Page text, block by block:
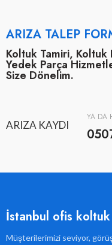
ARIZA TALEP
Koltuk Tamiri,
Yedek Parça
Size Dönelim.
ARIZA KAYDI
YA DA
İstanbul ofis
Müşterilerimizi seviyor,